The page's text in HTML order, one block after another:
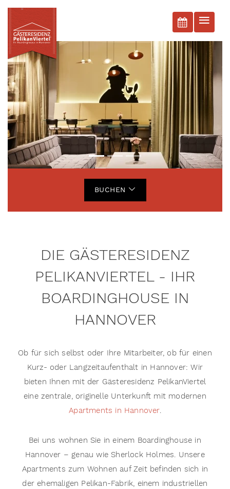
BUCHEN
BUCHEN
DIE GÄSTERESIDENZ
PELIKANVIERTEL - IHR
BOARDINGHOUSE IN
HANNOVER
Ob für sich selbst oder Ihre Mitarbeiter, ob für einen
Kurz- oder Langzeitaufenthalt in Hannover: Wir
bieten Ihnen mit der Gästeresidenz PelikanViertel
eine zentrale, originelle Unterkunft mit modernen
Apartments in Hannover.
Bei uns wohnen Sie in einem Boardinghouse in
Hannover – genau wie Sherlock Holmes. Unsere
Apartments zum Wohnen auf Zeit befinden sich in
der ehemaligen Pelikan-Fabrik, einem industriellen